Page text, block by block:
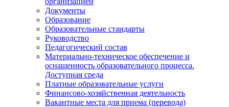
Документы
Образование
Образовательные стандарты
Руководство
Педагогический состав
Материально-техническое обеспечение и
оснащенность образовательного процесса.
Доступная среда
Платные образовательные услуги
Финансово-хозяйственная деятельность
Вакантные места для приема (перевода)